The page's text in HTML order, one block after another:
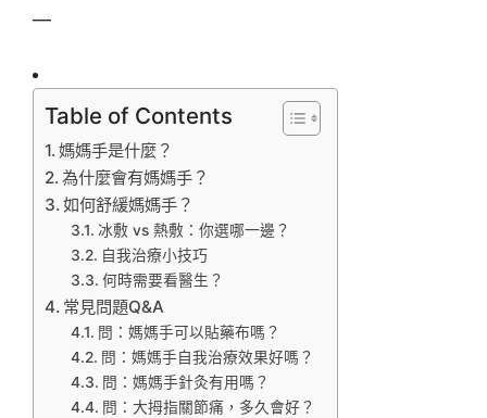
—
Table of Contents
媽媽手是什麼？
為什麼會有媽媽手？
如何舒緩媽媽手？
冰敷 vs 熱敷：你選哪一邊？
自我治療小技巧
何時需要看醫生？
常見問題Q&A
問：媽媽手可以貼藥布嗎？
問：媽媽手自我治療效果好嗎？
問：媽媽手針灸有用嗎？
問：大拇指關節痛，多久會好？